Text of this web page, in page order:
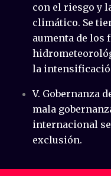
con el riesgo y
climático. Se
aumenta de los
la
V. Gobernanza
mala
internacional
exclusión.